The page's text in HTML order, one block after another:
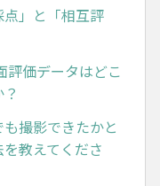
点」と「相互評
評価データはどこ
も撮影できたかと
教えてくださ